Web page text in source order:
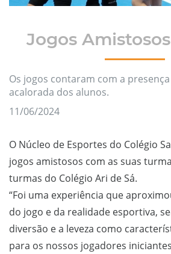
Jogos
Os jogos contaram com a
acalorada dos alunos.
11/06/2024
O Núcleo de Esportes do Colégio
jogos amistosos com as suas
turmas do Colégio Ari de Sá.
“Foi uma experiência que
do jogo e da realidade esportiva,
diversão e a leveza como
para os nossos jogadores